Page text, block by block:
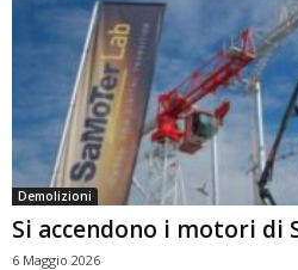
Demolizioni
Si accendono i motori di
6 Maggio 2026